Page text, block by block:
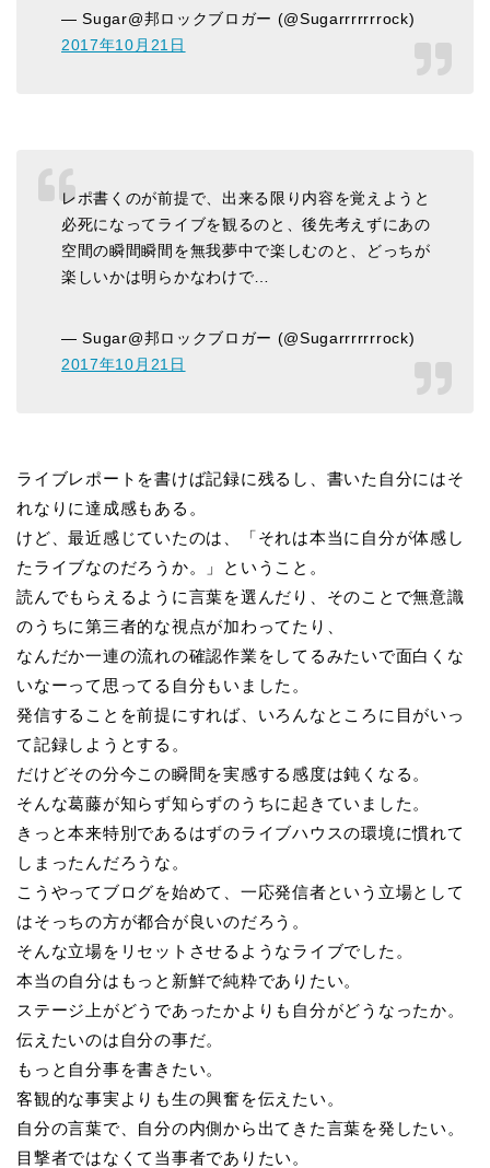
— Sugar@邦ロックブロガー (@Sugarrrrrrrock)
2017年10月21日
レポ書くのが前提で、出来る限り内容を覚えようと
必死になってライブを観るのと、後先考えずにあの
空間の瞬間瞬間を無我夢中で楽しむのと、どっちが
楽しいかは明らかなわけで…
— Sugar@邦ロックブロガー (@Sugarrrrrrrock)
2017年10月21日
ライブレポートを書けば記録に残るし、書いた自分にはそ
れなりに達成感もある。
けど、最近感じていたのは、「それは本当に自分が体感し
たライブなのだろうか。」ということ。
読んでもらえるように言葉を選んだり、そのことで無意識
のうちに第三者的な視点が加わってたり、
なんだか一連の流れの確認作業をしてるみたいで面白くな
いなーって思ってる自分もいました。
発信することを前提にすれば、いろんなところに目がいっ
て記録しようとする。
だけどその分今この瞬間を実感する感度は鈍くなる。
そんな葛藤が知らず知らずのうちに起きていました。
きっと本来特別であるはずのライブハウスの環境に慣れて
しまったんだろうな。
こうやってブログを始めて、一応発信者という立場として
はそっちの方が都合が良いのだろう。
そんな立場をリセットさせるようなライブでした。
本当の自分はもっと新鮮で純粋でありたい。
ステージ上がどうであったかよりも自分がどうなったか。
伝えたいのは自分の事だ。
もっと自分事を書きたい。
客観的な事実よりも生の興奮を伝えたい。
自分の言葉で、自分の内側から出てきた言葉を発したい。
目撃者ではなくて当事者でありたい。